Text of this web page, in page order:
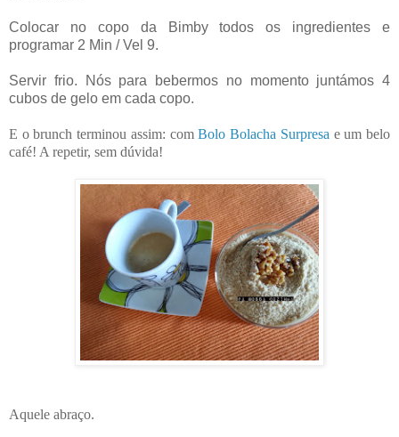
Colocar no copo da Bimby todos os ingredientes e
programar 2 Min / Vel 9.
Servir frio. Nós para bebermos no momento juntámos 4
cubos de gelo em cada copo.
E o brunch terminou assim: comBolo Bolacha Surpresa e um belo
café! A repetir, sem dúvida!
Aquele abraço.